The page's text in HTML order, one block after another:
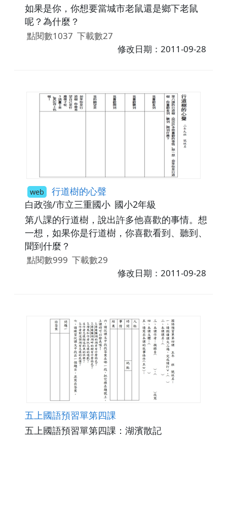
如果是你，你想要當城市老鼠還是鄉下老鼠
呢？為什麼？
點閱數1037 下載數27
修改日期：2011-09-28
web 行道樹的心聲
白政強/市立三重國小 國小2年級
第八課的行道樹，說出許多他喜歡的事情。想
一想，如果你是行道樹，你喜歡看到、聽到、
聞到什麼？
點閱數999 下載數29
修改日期：2011-09-28
五上國語預習單第四課
五上國語預習單第四課：湖濱散記